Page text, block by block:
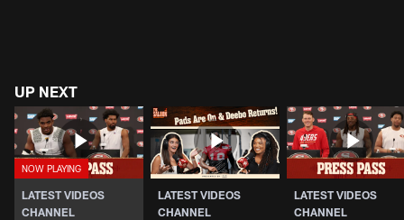
UP NEXT
LATEST VIDEOS
CHANNEL
LATEST VIDEOS
CHANNEL
LATEST VIDEOS
CHANNEL